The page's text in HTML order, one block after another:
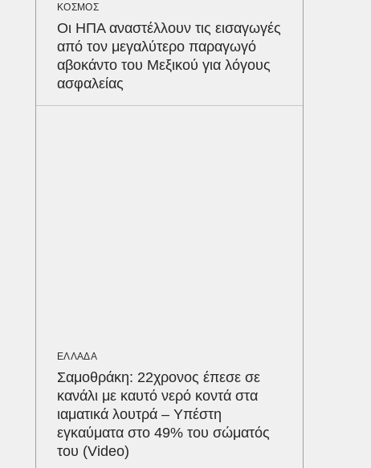
ΚΟΣΜΟΣ
Οι ΗΠΑ αναστέλλουν τις εισαγωγές
από τον μεγαλύτερο παραγωγό
αβοκάντο του Μεξικού για λόγους
ασφαλείας
ΕΛΛΑΔΑ
Σαμοθράκη: 22χρονος έπεσε σε
κανάλι με καυτό νερό κοντά στα
ιαματικά λουτρά – Υπέστη
εγκαύματα στο 49% του σώματός
του (Video)